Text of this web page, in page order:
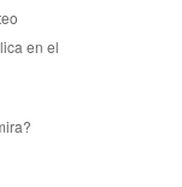
en el